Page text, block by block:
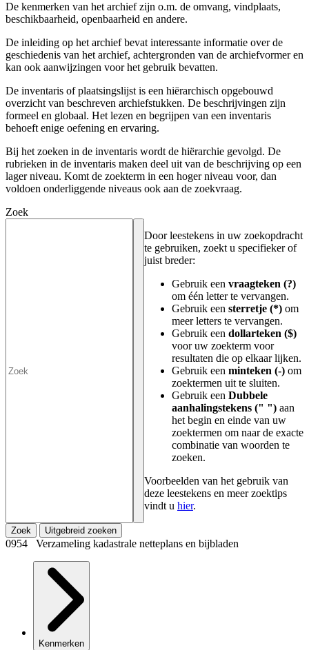
De kenmerken van het archief zijn o.m. de omvang, vindplaats,
beschikbaarheid, openbaarheid en andere.
De inleiding op het archief bevat interessante informatie over de
geschiedenis van het archief, achtergronden van de archiefvormer en
kan ook aanwijzingen voor het gebruik bevatten.
De inventaris of plaatsingslijst is een hiërarchisch opgebouwd
overzicht van beschreven archiefstukken. De beschrijvingen zijn
formeel en globaal. Het lezen en begrijpen van een inventaris
behoeft enige oefening en ervaring.
Bij het zoeken in de inventaris wordt de hiërarchie gevolgd. De
rubrieken in de inventaris maken deel uit van de beschrijving op een
lager niveau. Komt de zoekterm in een hoger niveau voor, dan
voldoen onderliggende niveaus ook aan de zoekvraag.
Zoek
Door leestekens in uw zoekopdracht
te gebruiken, zoekt u specifieker of
juist breder:
Gebruik een vraagteken (?)
om één letter te vervangen.
Gebruik een sterretje (*) om
meer letters te vervangen.
Gebruik een dollarteken ($)
voor uw zoekterm voor
resultaten die op elkaar lijken.
Gebruik een minteken (-) om
zoektermen uit te sluiten.
Gebruik een Dubbele
aanhalingstekens (" ") aan
het begin en einde van uw
zoektermen om naar de exacte
combinatie van woorden te
zoeken.
Voorbeelden van het gebruik van
deze leestekens en meer zoektips
vindt u hier.
Zoek Uitgebreid zoeken
0954 Verzameling kadastrale netteplans en bijbladen
Kenmerken